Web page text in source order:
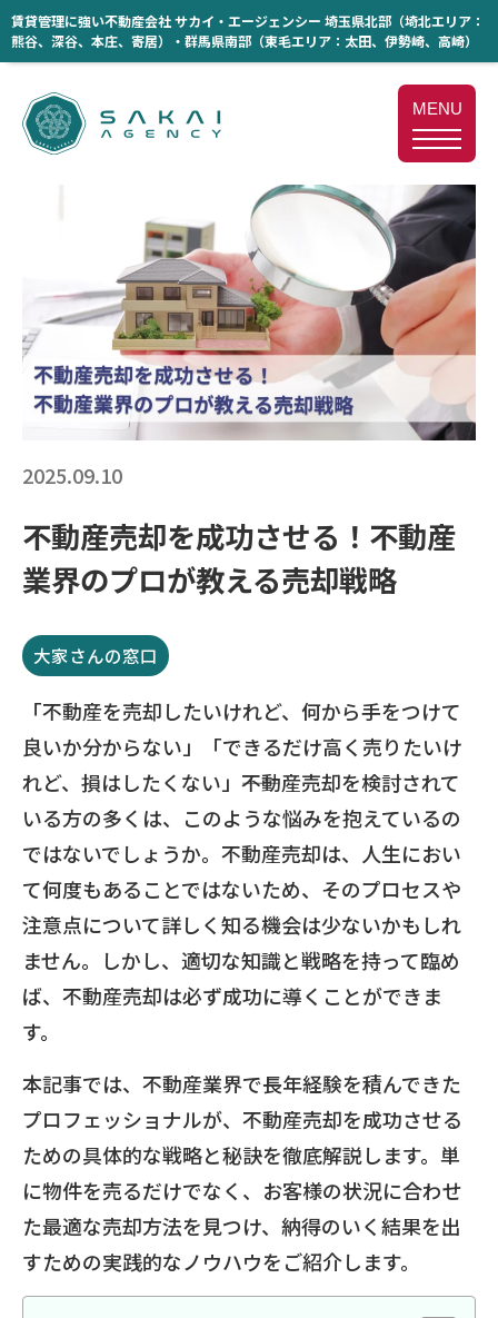
賃貸管理に強い不動産会社 サカイ・エージェンシー 埼玉県北部（埼北エリア：
熊谷、深谷、本庄、寄居）・群馬県南部（東毛エリア：太田、伊勢崎、高崎）
MENU
2025.09.10
不動産売却を成功させる！不動産
業界のプロが教える売却戦略
大家さんの窓口
「不動産を売却したいけれど、何から手をつけて
良いか分からない」「できるだけ高く売りたいけ
れど、損はしたくない」――不動産売却を検討されて
いる方の多くは、このような悩みを抱えているの
ではないでしょうか。不動産売却は、人生におい
て何度もあることではないため、そのプロセスや
注意点について詳しく知る機会は少ないかもしれ
ません。しかし、適切な知識と戦略を持って臨め
ば、不動産売却は必ず成功に導くことができま
す。
本記事では、不動産業界で長年経験を積んできた
プロフェッショナルが、不動産売却を成功させる
ための具体的な戦略と秘訣を徹底解説します。単
に物件を売るだけでなく、お客様の状況に合わせ
た最適な売却方法を見つけ、納得のいく結果を出
すための実践的なノウハウをご紹介します。